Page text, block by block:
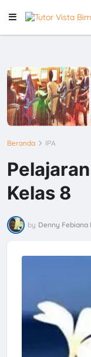
Beranda IPA
Kelas 8
by Denny